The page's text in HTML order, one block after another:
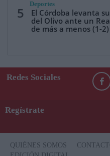
5
Deportes
El Córdoba levanta
del Olivo ante un
de más a menos (1-2)
Redes Sociales
Regístrate
QUIÉNES SOMOS